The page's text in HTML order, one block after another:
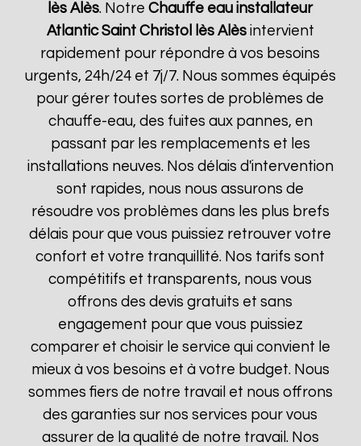
lès Alès. NotreChauffe eau installateur
Atlantic Saint Christol lès Alèsintervient
rapidement pour répondre à vos besoins
urgents, 24h/24 et 7j/7. Nous sommes équipés
pour gérer toutes sortes de problèmes de
chauffe-eau, des fuites aux pannes, en
passant par les remplacements et les
installations neuves. Nos délais d'intervention
sont rapides, nous nous assurons de
résoudre vos problèmes dans les plus brefs
délais pour que vous puissiez retrouver votre
confort et votre tranquillité. Nos tarifs sont
compétitifs et transparents, nous vous
offrons des devis gratuits et sans
engagement pour que vous puissiez
comparer et choisir le service qui convient le
mieux à vos besoins et à votre budget. Nous
sommes fiers de notre travail et nous offrons
des garanties sur nos services pour vous
assurer de la qualité de notre travail. Nos